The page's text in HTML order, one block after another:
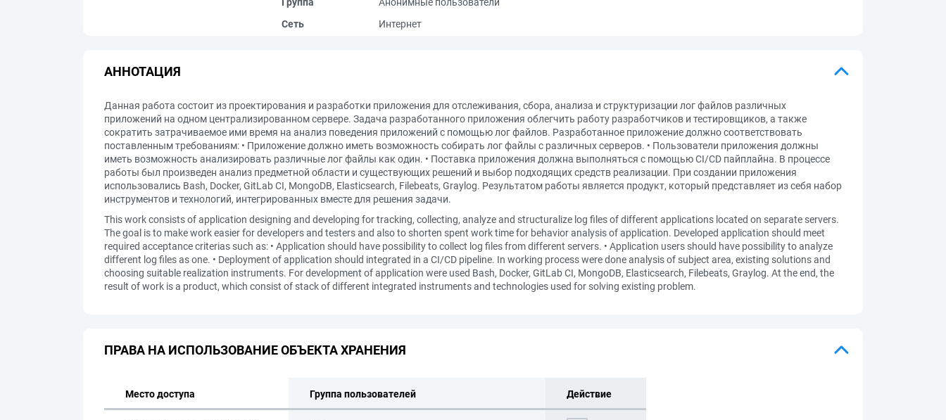
Сеть
Интернет
АННОТАЦИЯ
Данная работа состоит из проектирования и разработки приложения для отслеживания, сбора, анализа и структуризации лог файлов различных
приложений на одном централизированном сервере. Задача разработанного приложения облегчить работу разработчиков и тестировщиков, а также
сократить затрачиваемое ими время на анализ поведения приложений с помощью лог файлов. Разработанное приложение должно соответствовать
поставленным требованиям: • Приложение должно иметь возможность собирать лог файлы с различных серверов. • Пользователи приложения должны
иметь возможность анализировать различные лог файлы как один. • Поставка приложения должна выполняться с помощью CI/CD пайплайна. В процессе
работы был произведен анализ предметной области и существующих решений и выбор подходящих средств реализации. При создании приложения
использовались Bash, Docker, GitLab CI, MongoDB, Elasticsearch, Filebeats, Graylog. Результатом работы является продукт, который представляет из себя набор
инструментов и технологий, интегрированных вместе для решения задачи.
This work consists of application designing and developing for tracking, collecting, analyze and structuralize log files of different applications located on separate servers.
The goal is to make work easier for developers and testers and also to shorten spent work time for behavior analysis of application. Developed application should meet
required acceptance criterias such as: • Application should have possibility to collect log files from different servers. • Application users should have possibility to analyze
different log files as one. • Deployment of application should integrated in a CI/CD pipeline. In working process were done analysis of subject area, existing solutions and
choosing suitable realization instruments. For development of application were used Bash, Docker, GitLab CI, MongoDB, Elasticsearch, Filebeats, Graylog. At the end, the
result of work is a product, which consist of stack of different integrated instruments and technologies used for solving existing problem.
ПРАВА НА ИСПОЛЬЗОВАНИЕ ОБЪЕКТА ХРАНЕНИЯ
Место доступа Группа пользователей Действие